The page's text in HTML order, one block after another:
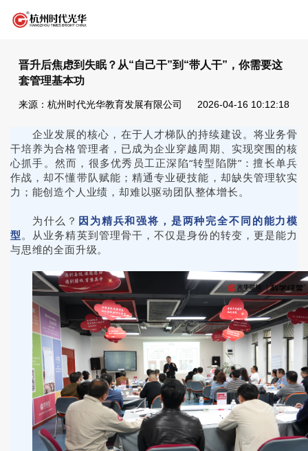
晋升后焦虑到失眠？从“自己干”到“带人干”，你需要这
套管理基本功
来源：杭州时代光华教育发展有限公司 2026-04-16 10:12:18
企业发展的核心，在于人才梯队的持续建设。将业务骨
干培养为合格管理者，已成为企业穿越周期、实现突围的核
心抓手。然而，很多优秀员工正深陷“转型陷阱”：擅长单兵
作战，却不懂带队赋能；精通专业硬技能，却缺失管理软实
力；能创造个人业绩，却难以驱动团队整体增长。
为什么？ 因为精兵和强将，是两种完全不同的能力模
型。从业务精英到管理骨干，不仅是身份的转变，更是能力
与思维的全面升级。